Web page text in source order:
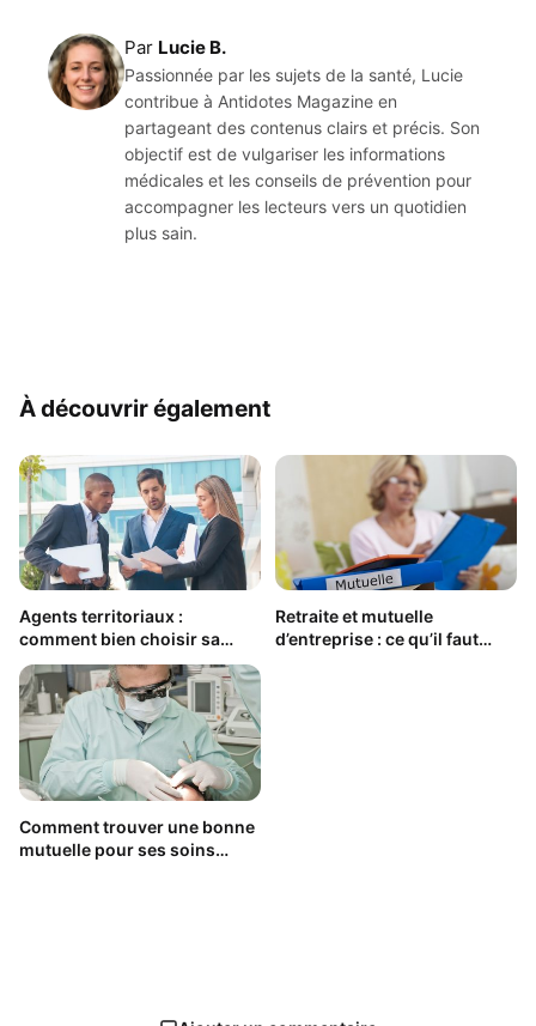
Par Lucie B.
Passionnée par les sujets de la santé, Lucie
contribue à Antidotes Magazine en
partageant des contenus clairs et précis. Son
objectif est de vulgariser les informations
médicales et les conseils de prévention pour
accompagner les lecteurs vers un quotidien
plus sain.
À découvrir également
Agents territoriaux :
comment bien choisir sa
mutuelle en 2026 ?
Retraite et mutuelle
d’entreprise : ce qu’il faut
Comment trouver une bonne
mutuelle pour ses soins